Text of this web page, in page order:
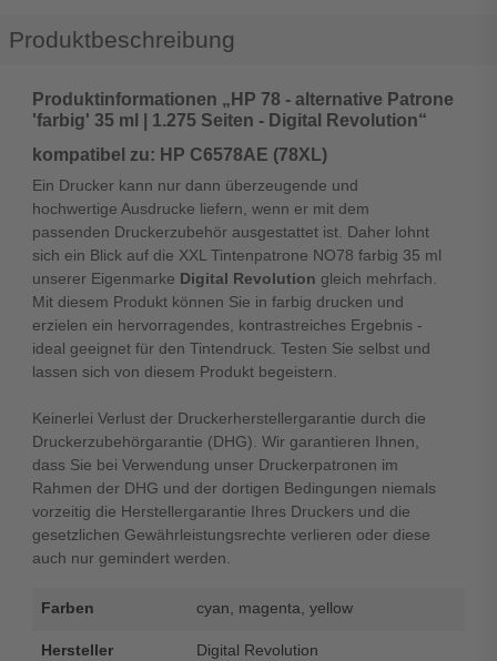
Produktbeschreibung
Produktinformationen „HP 78 - alternative Patrone
'farbig' 35 ml | 1.275 Seiten - Digital Revolution“
kompatibel zu: HP C6578AE (78XL)
Ein Drucker kann nur dann überzeugende und
hochwertige Ausdrucke liefern, wenn er mit dem
passenden Druckerzubehör ausgestattet ist. Daher lohnt
sich ein Blick auf die XXL Tintenpatrone NO78 farbig 35 ml
unserer Eigenmarke Digital Revolution gleich mehrfach.
Mit diesem Produkt können Sie in farbig drucken und
erzielen ein hervorragendes, kontrastreiches Ergebnis -
ideal geeignet für den Tintendruck. Testen Sie selbst und
lassen sich von diesem Produkt begeistern.
Keinerlei Verlust der Druckerherstellergarantie durch die
Druckerzubehörgarantie (DHG). Wir garantieren Ihnen,
dass Sie bei Verwendung unser Druckerpatronen im
Rahmen der DHG und der dortigen Bedingungen niemals
vorzeitig die Herstellergarantie Ihres Druckers und die
gesetzlichen Gewährleistungsrechte verlieren oder diese
auch nur gemindert werden.
Farben cyan, magenta, yellow
Hersteller Digital Revolution